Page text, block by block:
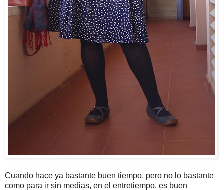
Cuando hace ya bastante buen tiempo, pero no lo bastante
como para ir sin medias, en el entretiempo, es buen